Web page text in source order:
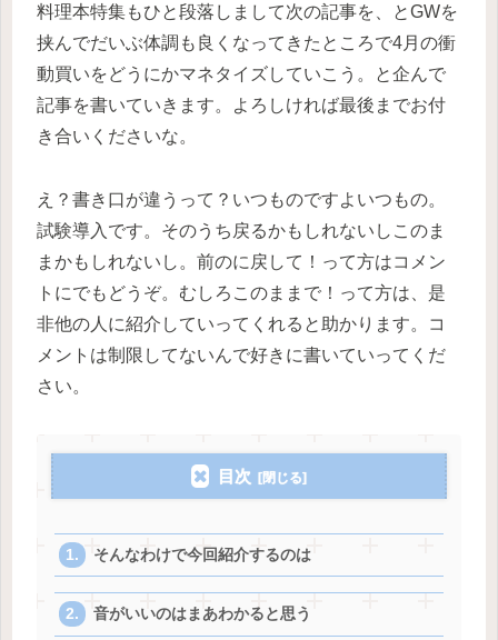
料理本特集もひと段落しまして次の記事を、とGWを
挟んでだいぶ体調も良くなってきたところで4月の衝
動買いをどうにかマネタイズしていこう。と企んで
記事を書いていきます。よろしければ最後までお付
き合いくださいな。
え？書き口が違うって？いつものですよいつもの。
試験導入です。そのうち戻るかもしれないしこのま
まかもしれないし。前のに戻して！って方はコメン
トにでもどうぞ。むしろこのままで！って方は、是
非他の人に紹介していってくれると助かります。コ
メントは制限してないんで好きに書いていってくだ
さい。
目次
そんなわけで今回紹介するのは
音がいいのはまあわかると思う